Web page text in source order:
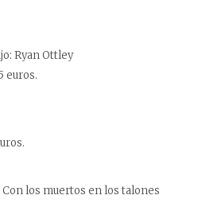
Ryan Ottley
euros.
los muertos en los talones